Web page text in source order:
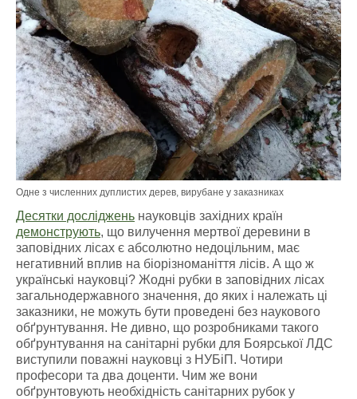
Одне з численних дуплистих дерев, вирубане у заказниках
Десятки досліджень науковців західних країн
демонструють, що вилучення мертвої деревини в
заповідних лісах є абсолютно недоцільним, має
негативний вплив на біорізноманіття лісів. А що ж
українські науковці? Жодні рубки в заповідних лісах
загальнодержавного значення, до яких і належать ці
заказники, не можуть бути проведені без наукового
обґрунтування. Не дивно, що розробниками такого
обґрунтування на санітарні рубки для Боярської ЛДС
виступили поважні науковці з НУБіП. Чотири
професори та два доценти. Чим же вони
обґрунтовують необхідність санітарних рубок у